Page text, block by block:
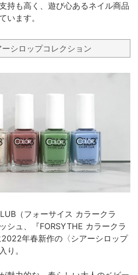
持も高く、遊び心あるネイル商品
います。
シロップコレクション
（フォーサイス カラークラ
シュ、『FORSYTHE カラークラ
年春新作の〈シアーシロップ
り。